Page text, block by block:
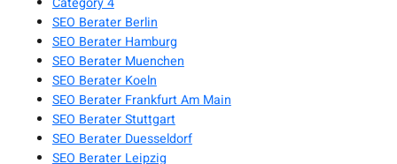
SEO Berater Berlin
SEO Berater Hamburg
SEO Berater Muenchen
SEO Berater Koeln
SEO Berater Frankfurt Am Main
SEO Berater Stuttgart
SEO Berater Duesseldorf
SEO Berater Leipzig